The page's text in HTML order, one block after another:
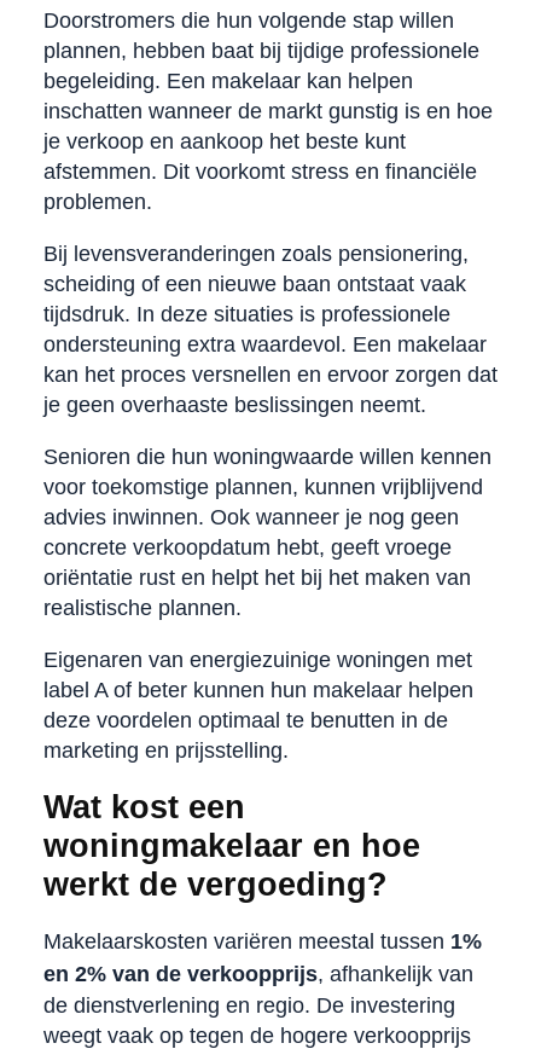
Doorstromers die hun volgende stap willen
plannen, hebben baat bij tijdige professionele
begeleiding. Een makelaar kan helpen
inschatten wanneer de markt gunstig is en hoe
je verkoop en aankoop het beste kunt
afstemmen. Dit voorkomt stress en financiële
problemen.
Bij levensveranderingen zoals pensionering,
scheiding of een nieuwe baan ontstaat vaak
tijdsdruk. In deze situaties is professionele
ondersteuning extra waardevol. Een makelaar
kan het proces versnellen en ervoor zorgen dat
je geen overhaaste beslissingen neemt.
Senioren die hun woningwaarde willen kennen
voor toekomstige plannen, kunnen vrijblijvend
advies inwinnen. Ook wanneer je nog geen
concrete verkoopdatum hebt, geeft vroege
oriëntatie rust en helpt het bij het maken van
realistische plannen.
Eigenaren van energiezuinige woningen met
label A of beter kunnen hun makelaar helpen
deze voordelen optimaal te benutten in de
marketing en prijsstelling.
Wat kost een
woningmakelaar en hoe
werkt de vergoeding?
Makelaarskosten variëren meestal tussen 1%
en 2% van de verkoopprijs, afhankelijk van
de dienstverlening en regio. De investering
weegt vaak op tegen de hogere verkoopprijs